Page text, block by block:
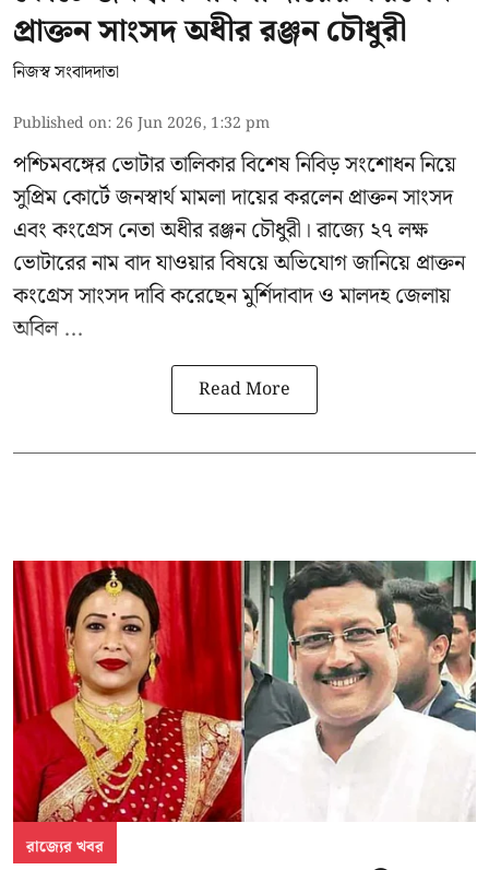
প্রাক্তন সাংসদ অধীর রঞ্জন চৌধুরী
নিজস্ব সংবাদদাতা
Published on: 26 Jun 2026, 1:32 pm
পশ্চিমবঙ্গেরভোটার তালিকার বিশেষ নিবিড় সংশোধননিয়ে
সুপ্রিম কোর্টে জনস্বার্থ মামলা দায়ের করলেন প্রাক্তন সাংসদ
এবংকংগ্রেস নেতা অধীর রঞ্জন চৌধুরী । রাজ্যে ২৭ লক্ষ
ভোটারের নাম বাদ যাওয়ার বিষয়ে অভিযোগ জানিয়ে প্রাক্তন
কংগ্রেস সাংসদ দাবি করেছেন মুর্শিদাবাদ ও মালদহ জেলায়
অবিল ...
Read More
রাজ্যের খবর